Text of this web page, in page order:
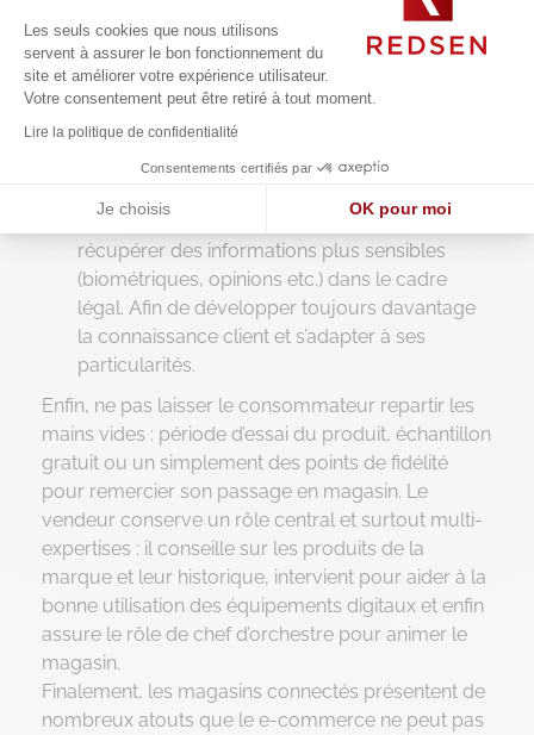
validés par un conseiller ;
Animer par une « bourse des produits ». Par
calcul d’un algorithme, les prix des produits
peuvent évoluer en fonction de l’activité
points de fidélité cumulés.
Profiter du passage en magasin du client pour
récupérer des informations plus sensibles
(biométriques, opinions etc.) dans le cadre
légal. Afin de développer toujours davantage
la connaissance client et s’adapter à ses
particularités.
Enfin, ne pas laisser le consommateur repartir les
mains vides : période d’essai du produit, échantillon
gratuit ou un simplement des points de fidélité
pour remercier son passage en magasin. Le
vendeur conserve un rôle central et surtout multi-
expertises : il conseille sur les produits de la
marque et leur historique, intervient pour aider à la
bonne utilisation des équipements digitaux et enfin
assure le rôle de chef d’orchestre pour animer le
magasin.
Finalement, les magasins connectés présentent de
nombreux atouts que le e-commerce ne peut pas
Les seuls cookies que nous utilisons
servent à assurer le bon fonctionnement du
site et améliorer votre expérience utilisateur.
Votre consentement peut être retiré à tout moment.
Lire la politique de confidentialité
Consentements certifiés par
Je choisis OK pour moi
Axeptio consent
Plateforme de Gestion du Consentement : Personnalisez vos
Notre plateforme vous permet d'adapter et de gérer vos